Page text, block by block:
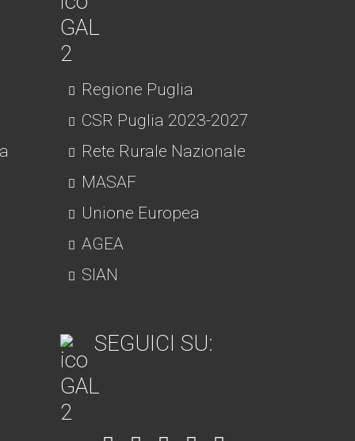
Regione Puglia
CSR Puglia 2023-2027
Rete Rurale Nazionale
MASAF
Unione Europea
AGEA
SIAN
SEGUICI SU: